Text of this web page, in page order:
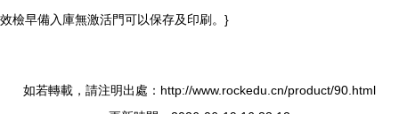
效檢早備入庫無激活門可以保存及印刷。}
如若轉載，請注明出處：http://www.rockedu.cn/product/90.html